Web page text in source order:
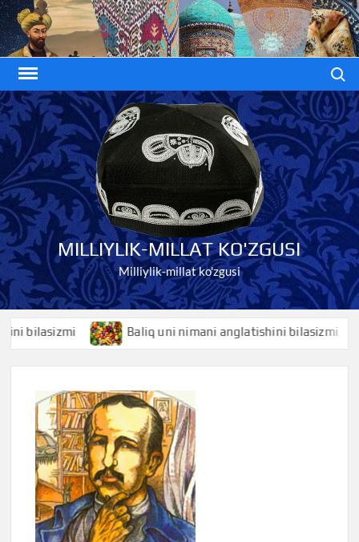
Skip
to
content
MILLIYLIK-MILLAT KO'ZGUSI
Milliylik-millat ko'zgusi
Baliq uni nimani anglatishini bilasizmi